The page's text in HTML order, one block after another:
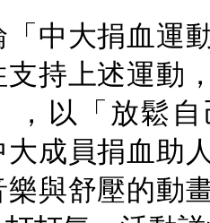
中大捐血運
持上述運動
，以「放鬆
大成員捐血助
樂與舒壓的動